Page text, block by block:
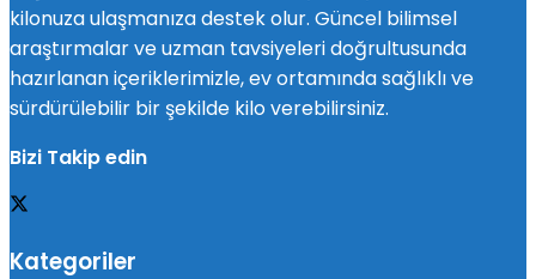
kilonuza ulaşmanıza destek olur. Güncel bilimsel
araştırmalar ve uzman tavsiyeleri doğrultusunda
hazırlanan içeriklerimizle, ev ortamında sağlıklı ve
sürdürülebilir bir şekilde kilo verebilirsiniz.
Bizi Takip edin
Kategoriler